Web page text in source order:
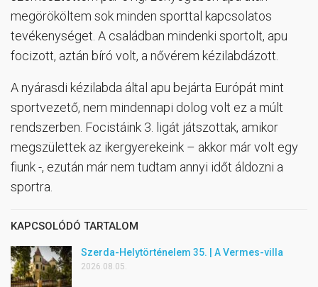
megörököltem sok minden sporttal kapcsolatos
tevékenységet. A családban mindenki sportolt, apu
focizott, aztán bíró volt, a nővérem kézilabdázott.
A nyárasdi kézilabda által apu bejárta Európát mint
sportvezető, nem mindennapi dolog volt ez a múlt
rendszerben. Focistáink 3. ligát játszottak, amikor
megszülettek az ikergyerekeink – akkor már volt egy
fiunk -, ezután már nem tudtam annyi időt áldozni a
sportra.
KAPCSOLÓDÓ TARTALOM
Szerda-Helytörténelem 35. | A Vermes-villa
2026.08.05.